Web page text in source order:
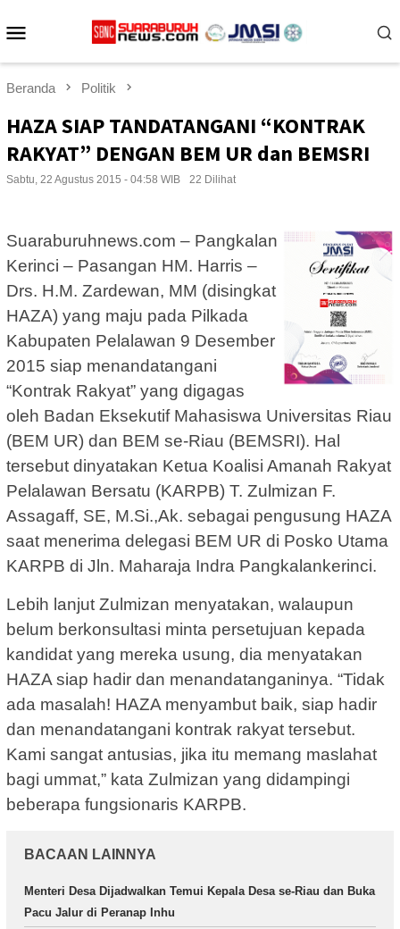
ke
Beranda Politik
HAZA SIAP TANDATANGANI “KONTRAK
RAKYAT” DENGAN BEM UR dan BEMSRI
Sabtu, 22 Agustus 2015 - 04:58 WIB 22 Dilihat
Suaraburuhnews.com – Pangkalan
Kerinci – Pasangan HM. Harris –
Drs. H.M. Zardewan, MM (disingkat
HAZA) yang maju pada Pilkada
Kabupaten Pelalawan 9 Desember
2015 siap menandatangani
“Kontrak Rakyat” yang digagas
oleh Badan Eksekutif Mahasiswa Universitas Riau
(BEM UR) dan BEM se-Riau (BEMSRI). Hal
tersebut dinyatakan Ketua Koalisi Amanah Rakyat
Pelalawan Bersatu (KARPB) T. Zulmizan F.
Assagaff, SE, M.Si.,Ak. sebagai pengusung HAZA
saat menerima delegasi BEM UR di Posko Utama
KARPB di Jln. Maharaja Indra Pangkalankerinci.
Lebih lanjut Zulmizan menyatakan, walaupun
belum berkonsultasi minta persetujuan kepada
kandidat yang mereka usung, dia menyatakan
HAZA siap hadir dan menandatanganinya. “Tidak
ada masalah! HAZA menyambut baik, siap hadir
dan menandatangani kontrak rakyat tersebut.
Kami sangat antusias, jika itu memang maslahat
bagi ummat,” kata Zulmizan yang didampingi
beberapa fungsionaris KARPB.
BACAAN LAINNYA
Menteri Desa Dijadwalkan Temui Kepala Desa se-Riau dan Buka
Pacu Jalur di Peranap Inhu